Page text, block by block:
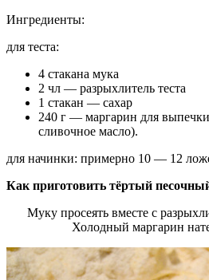
Ингредиенты:
для теста:
4 стакана мука
2 чл — разрыхлитель теста
1 стакан — сахар
240 г — маргарин для
сливочное масло).
для начинки: примерно 10 — 12
Как приготовить тёртый
Муку просеять вместе с
Холодный маргарин